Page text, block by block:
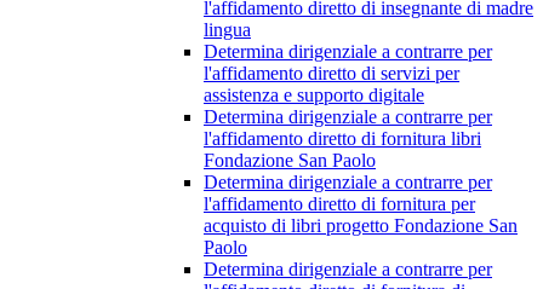
l'affidamento diretto di insegnante di madre
lingua
Determina dirigenziale a contrarre per
l'affidamento diretto di servizi per
assistenza e supporto digitale
Determina dirigenziale a contrarre per
l'affidamento diretto di fornitura libri
Fondazione San Paolo
Determina dirigenziale a contrarre per
l'affidamento diretto di fornitura per
acquisto di libri progetto Fondazione San
Paolo
Determina dirigenziale a contrarre per